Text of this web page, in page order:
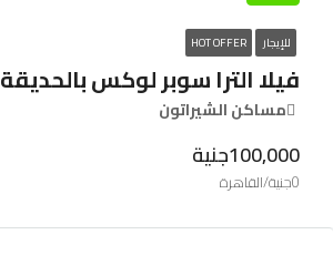
للإيجار HOT OFFER
فيلا الترا سوبر لوكس بالحديقة 800 م للايجار
مساكن الشيراتون
100,000جنية
0جنية/القاهرة